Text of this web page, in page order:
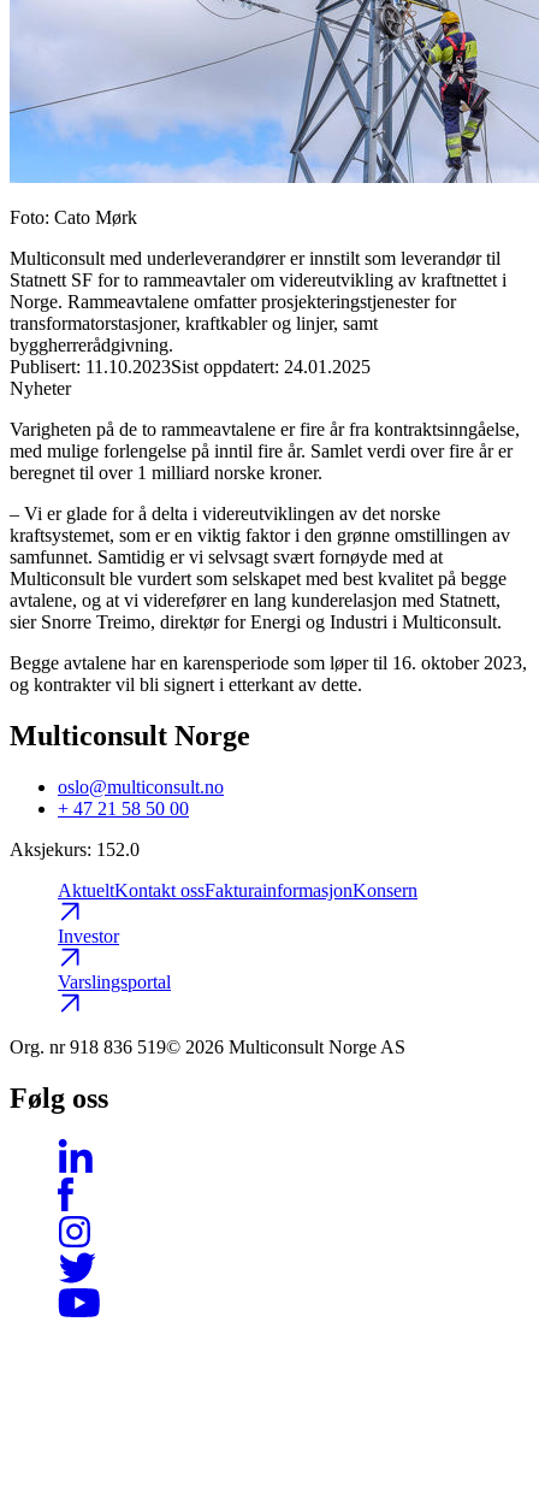
Foto: Cato Mørk
Multiconsult med underleverandører er innstilt som leverandør til
Statnett SF for to rammeavtaler om videreutvikling av kraftnettet i
Norge. Rammeavtalene omfatter prosjekteringstjenester for
transformatorstasjoner, kraftkabler og linjer, samt
byggherrerådgivning.
Publisert: 11.10.2023Sist oppdatert: 24.01.2025
Nyheter
Varigheten på de to rammeavtalene er fire år fra kontraktsinngåelse,
med mulige forlengelse på inntil fire år. Samlet verdi over fire år er
beregnet til over 1 milliard norske kroner.
– Vi er glade for å delta i videreutviklingen av det norske
kraftsystemet, som er en viktig faktor i den grønne omstillingen av
samfunnet. Samtidig er vi selvsagt svært fornøyde med at
Multiconsult ble vurdert som selskapet med best kvalitet på begge
avtalene, og at vi viderefører en lang kunderelasjon med Statnett,
sier Snorre Treimo, direktør for Energi og Industri i Multiconsult.
Begge avtalene har en karensperiode som løper til 16. oktober 2023,
og kontrakter vil bli signert i etterkant av dette.
Multiconsult Norge
oslo@multiconsult.no
+ 47 21 58 50 00
Aksjekurs: 152.0
AktueltKontakt ossFakturainformasjonKonsern
Investor
Varslingsportal
Org. nr 918 836 519© 2026 Multiconsult Norge AS
Følg oss